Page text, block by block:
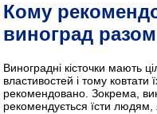
Кому
виноград разом
Виноградні кісточки мають
властивостей і тому ковтати
рекомендовано. Зокрема,
рекомендується їсти людям,